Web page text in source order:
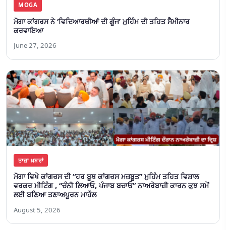
MOGA
ਮੋਗਾ ਕਾਂਗਰਸ ਨੇ ‘ਵਿਦਿਆਰਥੀਆਂ ਦੀ ਗੂੰਜ’ ਮੁਹਿੰਮ ਦੀ ਤਹਿਤ ਸੈਮੀਨਾਰ
ਕਰਵਾਇਆ
June 27, 2026
ਤਾਜ਼ਾ ਖ਼ਬਰਾਂ
ਮੋਗਾ ਵਿਖੇ ਕਾਂਗਰਸ ਦੀ “ਹਰ ਬੂਥ ਕਾਂਗਰਸ ਮਜ਼ਬੂਤ” ਮੁਹਿੰਮ ਤਹਿਤ ਵਿਸ਼ਾਲ
ਵਰਕਰ ਮੀਟਿੰਗ , “ਚੰਨੀ ਲਿਆਓ, ਪੰਜਾਬ ਬਚਾਓ” ਨਾਅਰੇਬਾਜ਼ੀ ਕਾਰਨ ਕੁਝ ਸਮੇਂ
ਲਈ ਬਣਿਆ ਤਣਾਅਪੂਰਨ ਮਾਹੌਲ
August 5, 2026